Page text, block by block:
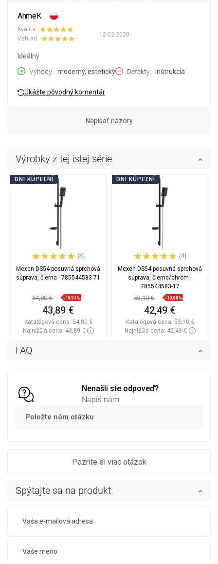
FAQ
Nenašli ste odpoveď?
Napíš nám
Položte nám otázku
Pozrite si viac otázok
AhmeK
12-02-2020
Kvalita:
Vzhľad:
Ideálny
Výhody
moderný, estetický Defekty inštrukcia
Ukážte pôvodný komentár
Napísať názory
Spýtajte sa na produkt
Výrobky z tej istej série
DNI KÚPEĽNÍ
(4)
Mexen DS54 posuvná sprchová
súprava, čierna - 785544583-71
54,80 € -19,91%
43,89 €
Katalógová cena: 54,80 €
Najnižšia cena: 43,89 €
DNI KÚPEĽNÍ
(4)
Mexen DS54 posuvná sprchová
súprava, čierna/chróm -
785544583-17
53,10 € -19,98%
42,49 €
Katalógová cena: 53,10 €
Najnižšia cena: 42,49 €